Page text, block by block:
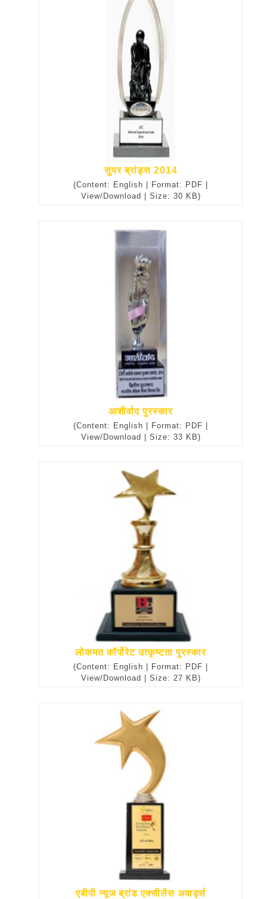
सुपर ब्रांड्स 2014
(Content: English | Format: PDF |
View/Download | Size: 30 KB)
आशीर्वाद पुरस्कार
(Content: English | Format: PDF |
View/Download | Size: 33 KB)
लोकमत कॉर्पोरेट उत्कृष्टता पुरस्कार
(Content: English | Format: PDF |
View/Download | Size: 27 KB)
एबीपी न्यूज ब्रांड एक्सीलेंस अवार्ड्स